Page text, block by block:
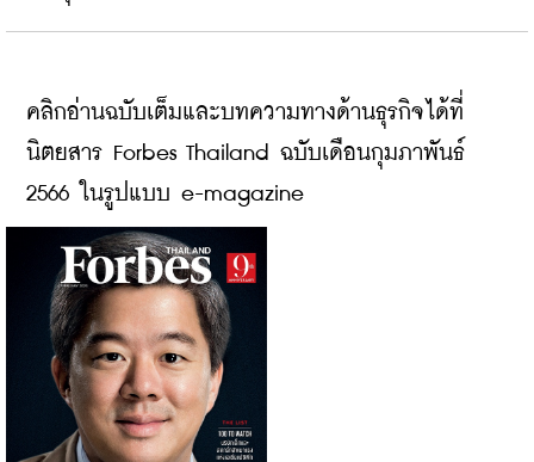
คลิกอ่านฉบับเต็มและบทความทางด้านธุรกิจได้ที่
นิตยสาร Forbes Thailand ฉบับเดือนกุมภาพันธ์
2566 ในรูปแบบ e-magazine